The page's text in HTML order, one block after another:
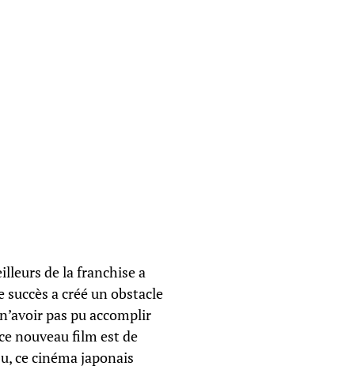
de la franchise a
a créé un obstacle
pas pu accomplir
nouveau film est de
ce cinéma japonais